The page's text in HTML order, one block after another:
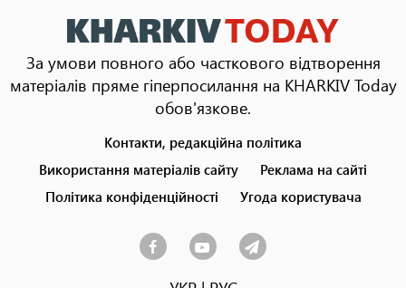
За умови повного або часткового відтворення
матеріалів пряме гіперпосилання на KHARKIV Today
обов'язкове.
menu
Контакти, редакційна політика
Використання матеріалів сайту
Реклама на сайті
Політика конфіденційності
Угода користувача